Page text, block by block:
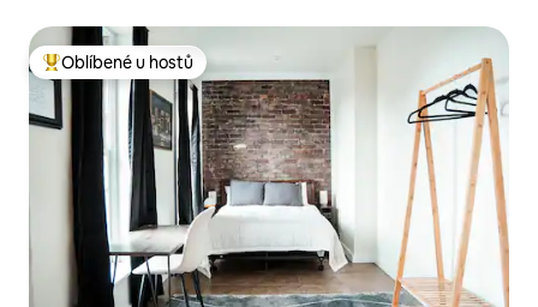
Nejlepší v kategorii Oblíbené u hostů
Oblíbené u hostů